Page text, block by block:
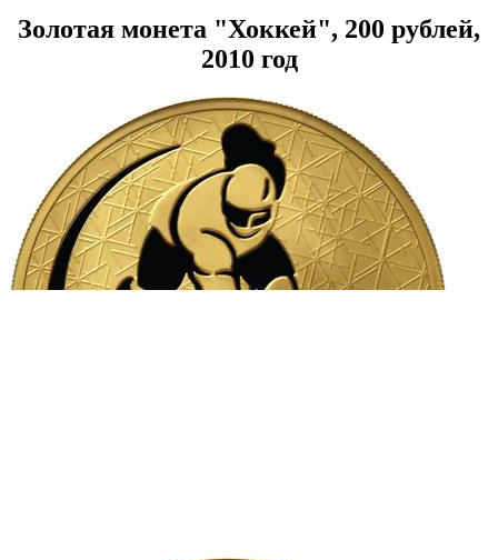
Золотая монета "Хоккей", 200 рублей,
2010 год